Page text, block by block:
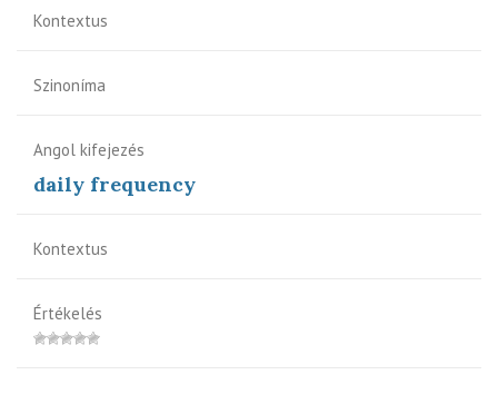
Kontextus
Szinoníma
Angol kifejezés
daily frequency
Kontextus
Értékelés